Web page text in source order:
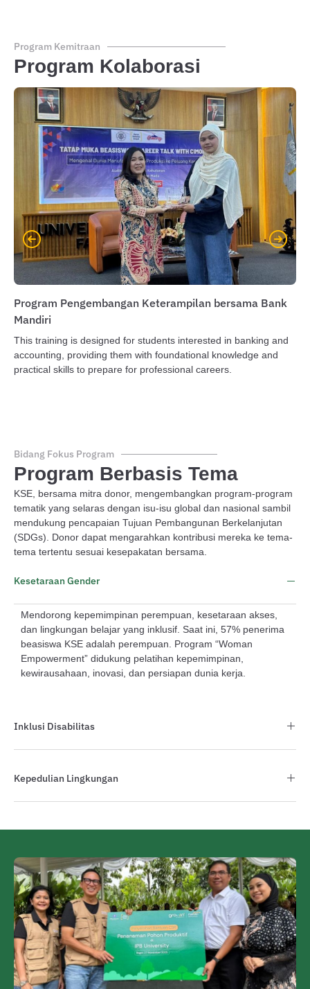
Program Kemitraan
Program Kolaborasi
Program Pengembangan Keterampilan bersama Bank
Mandiri
This training is designed for students interested in banking and
accounting, providing them with foundational knowledge and
practical skills to prepare for professional careers.
Bidang Fokus Program
Program Berbasis Tema
KSE, bersama mitra donor, mengembangkan program-program
tematik yang selaras dengan isu-isu global dan nasional sambil
mendukung pencapaian Tujuan Pembangunan Berkelanjutan
(SDGs). Donor dapat mengarahkan kontribusi mereka ke tema-
tema tertentu sesuai kesepakatan bersama.
Kesetaraan Gender
Mendorong kepemimpinan perempuan, kesetaraan akses,
dan lingkungan belajar yang inklusif. Saat ini, 57% penerima
beasiswa KSE adalah perempuan. Program “Woman
Empowerment” didukung pelatihan kepemimpinan,
kewirausahaan, inovasi, dan persiapan dunia kerja.
Inklusi Disabilitas
Kepedulian Lingkungan